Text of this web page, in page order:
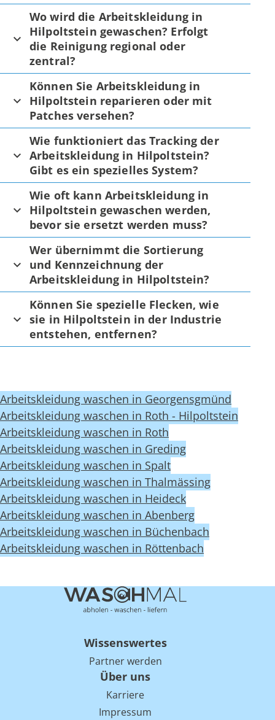
Wo wird die Arbeitskleidung in
Hilpoltstein gewaschen? Erfolgt
die Reinigung regional oder
zentral?
Können Sie Arbeitskleidung in
Hilpoltstein reparieren oder mit
Patches versehen?
Wie funktioniert das Tracking der
Arbeitskleidung in Hilpoltstein?
Gibt es ein spezielles System?
Wie oft kann Arbeitskleidung in
Hilpoltstein gewaschen werden,
bevor sie ersetzt werden muss?
Wer übernimmt die Sortierung
und Kennzeichnung der
Arbeitskleidung in Hilpoltstein?
Können Sie spezielle Flecken, wie
sie in Hilpoltstein in der Industrie
entstehen, entfernen?
Arbeitskleidung waschen in Georgensgmünd
Arbeitskleidung waschen in Roth - Hilpoltstein
Arbeitskleidung waschen in Roth
Arbeitskleidung waschen in Greding
Arbeitskleidung waschen in Spalt
Arbeitskleidung waschen in Thalmässing
Arbeitskleidung waschen in Heideck
Arbeitskleidung waschen in Abenberg
Arbeitskleidung waschen in Büchenbach
Arbeitskleidung waschen in Röttenbach
Wissenswertes
Partner werden
Über uns
Karriere
Impressum